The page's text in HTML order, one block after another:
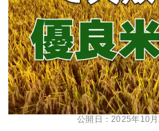
公開日：2025年10月